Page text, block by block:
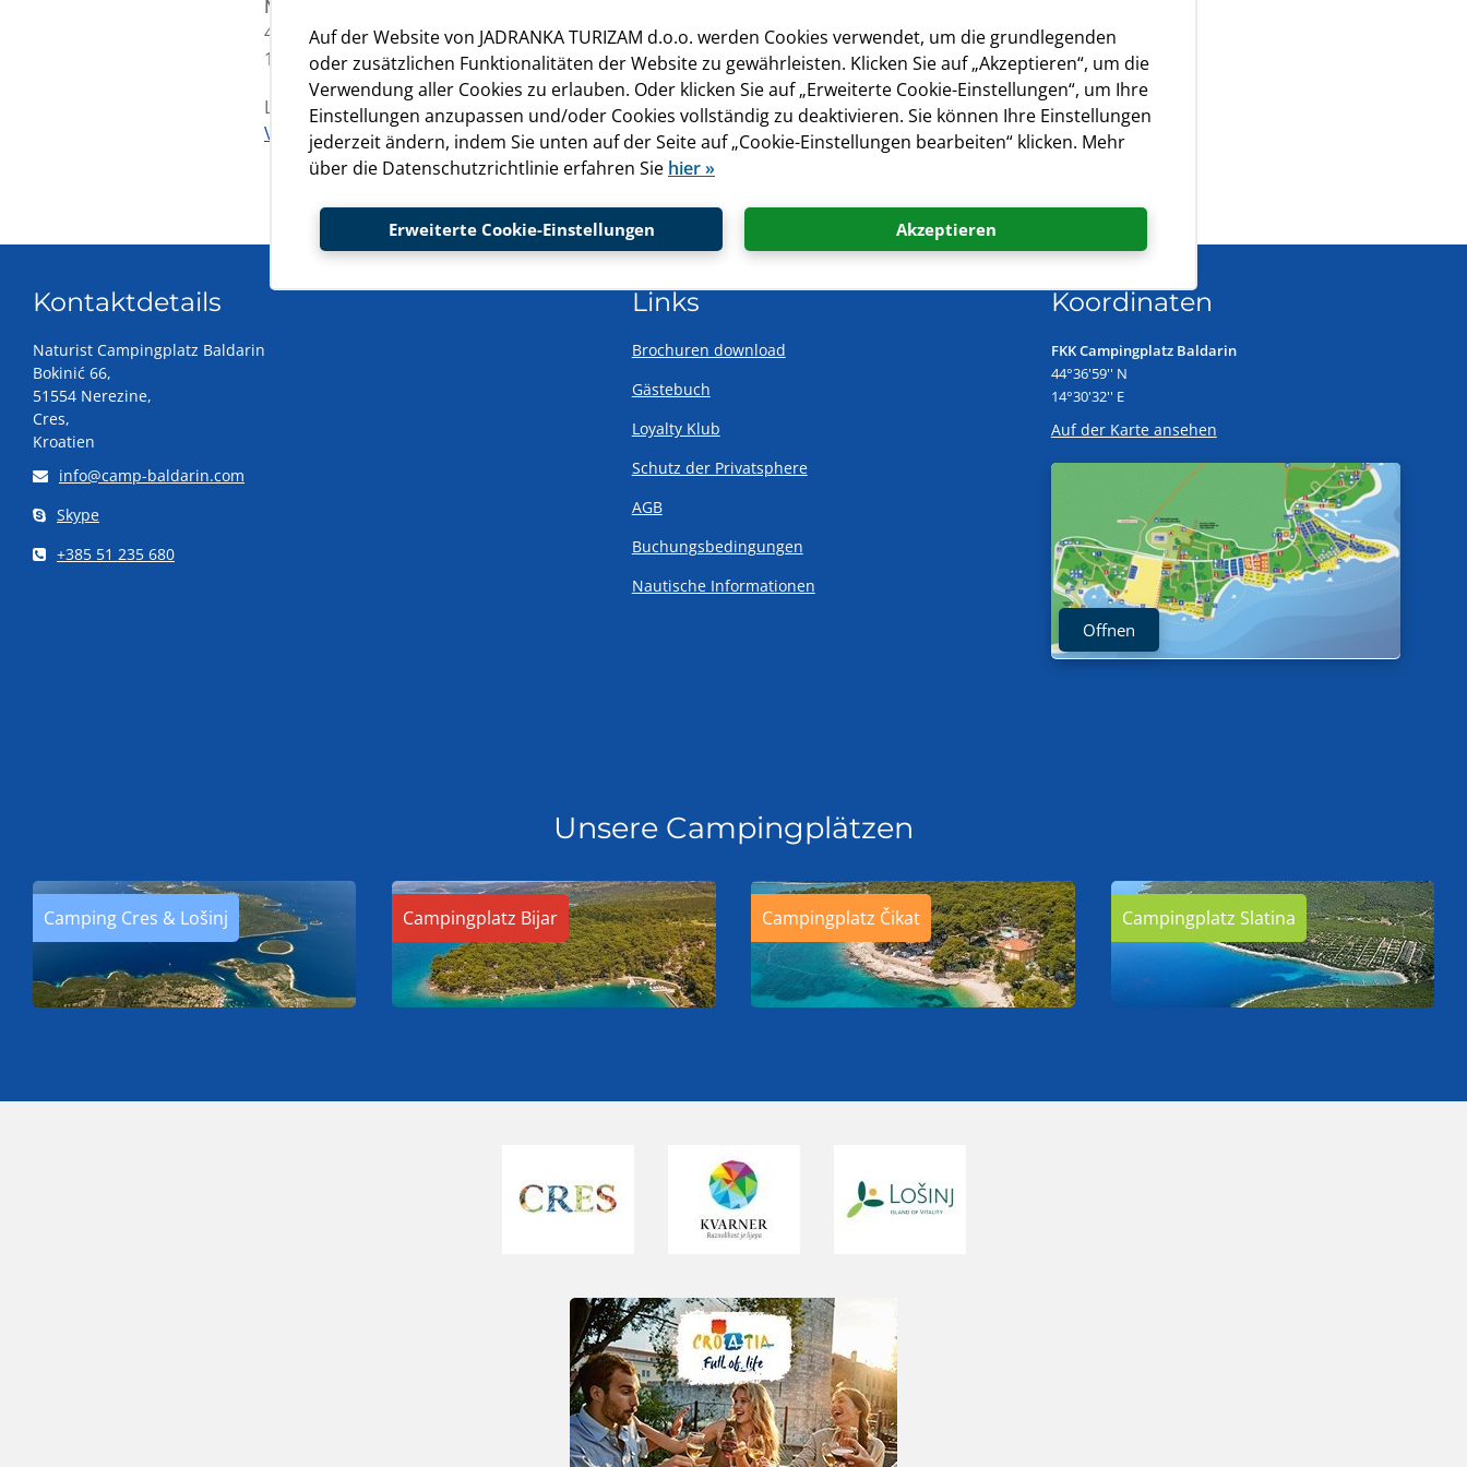
Naturist campingplatz Baldarin
44°36'59'' N
14°30'32'' E
Links:
Via Michelin
Kontaktdetails
Naturist Campingplatz Baldarin
Bokinić 66,
51554 Nerezine,
Cres,
Kroatien
info@camp-baldarin.com
Skype
+385 51 235 680
Links
Brochuren download
Gästebuch
Loyalty Klub
Schutz der Privatsphere
AGB
Buchungsbedingungen
Nautische Informationen
Koordinaten
FKK Campingplatz Baldarin
44°36'59'' N
14°30'32'' E
Auf der Karte ansehen
Offnen
Unsere Campingplätzen
Camping Cres & Lošinj Campingplatz Bijar Campingplatz Čikat Campingplatz Slatina
Auf der Website von JADRANKA TURIZAM d.o.o. werden Cookies verwendet, um die grundlegenden
oder zusätzlichen Funktionalitäten der Website zu gewährleisten. Klicken Sie auf „Akzeptieren“, um die
Verwendung aller Cookies zu erlauben. Oder klicken Sie auf „Erweiterte Cookie-Einstellungen“, um Ihre
Einstellungen anzupassen und/oder Cookies vollständig zu deaktivieren. Sie können Ihre Einstellungen
jederzeit ändern, indem Sie unten auf der Seite auf „Cookie-Einstellungen bearbeiten“ klicken. Mehr
über die Datenschutzrichtlinie erfahren Sie hier »
Erweiterte Cookie-Einstellungen Akzeptieren